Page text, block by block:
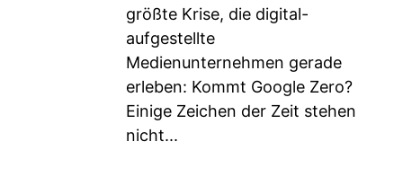
größte Krise, die digital-
aufgestellte
Medienunternehmen gerade
erleben: Kommt Google Zero?
Einige Zeichen der Zeit stehen
nicht...